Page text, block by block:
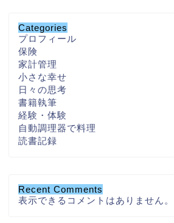
Categories
プロフィール
保険
家計管理
小さな幸せ
日々の思考
書籍執筆
経験・体験
自動調理器で料理
読書記録
Recent Comments
表示できるコメントはありません。